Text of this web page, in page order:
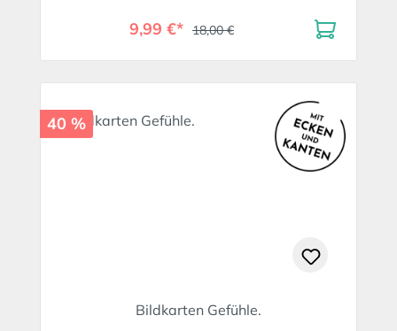
9,99 €* 18,00 €
40 %
Bildkarten Gefühle.